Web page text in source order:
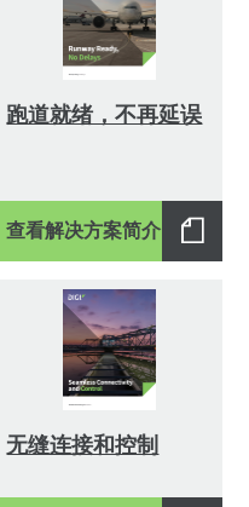
跑道就绪，不再延误
查看解决方案简介
无缝连接和控制